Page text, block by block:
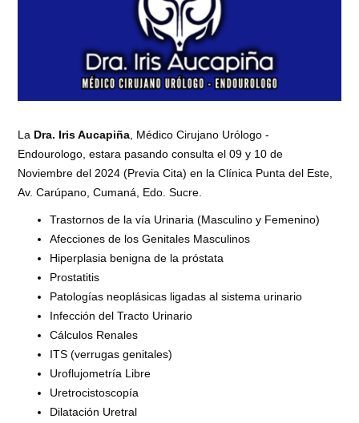
La Dra. Iris Aucapiña , Médico Cirujano Urólogo -
Endourologo, estara pasando consulta el 09 y 10 de
Noviembre del 2024 (Previa Cita) en la Clínica Punta del Este,
Av. Carúpano, Cumaná, Edo. Sucre.
Trastornos de la vía Urinaria (Masculino y Femenino)
Afecciones de los Genitales Masculinos
Hiperplasia benigna de la próstata
Prostatitis
Patologías neoplásicas ligadas al sistema urinario
Infección del Tracto Urinario
Cálculos Renales
ITS (verrugas genitales)
Uroflujometría Libre
Uretrocistoscopía
Dilatación Uretral